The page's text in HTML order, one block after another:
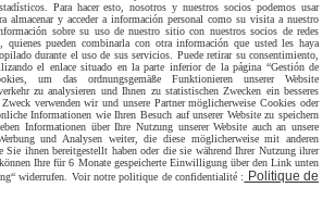
Livraison rapide
Para hacer esto, nosotros y nuestros socios podemos usar
almacenar y acceder a información personal como su visita a nuestro
sobre su uso de nuestro sitio con nuestros socios de redes
quienes pueden combinarla con otra información que usted les haya
durante el uso de sus servicios. Puede retirar su consentimiento,
el enlace situado en la parte inferior de la página “Gestión de
um das ordnungsgemäße Funktionieren unserer Website
zu analysieren und Ihnen zu statistischen Zwecken ein besseres
verwenden wir und unsere Partner möglicherweise Cookies oder
Informationen wie Ihren Besuch auf unserer Website zu speichern
Informationen über Ihre Nutzung unserer Website auch an unsere
und Analysen weiter, die diese möglicherweise mit anderen
ihnen bereitgestellt haben oder die sie während Ihrer Nutzung ihrer
Ihre für 6 Monate gespeicherte Einwilligung über den Link unten
widerrufen. Voir notre politique de confidentialité :
Politique de